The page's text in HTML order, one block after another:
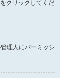
クリックしてくだ
理人にパーミッシ